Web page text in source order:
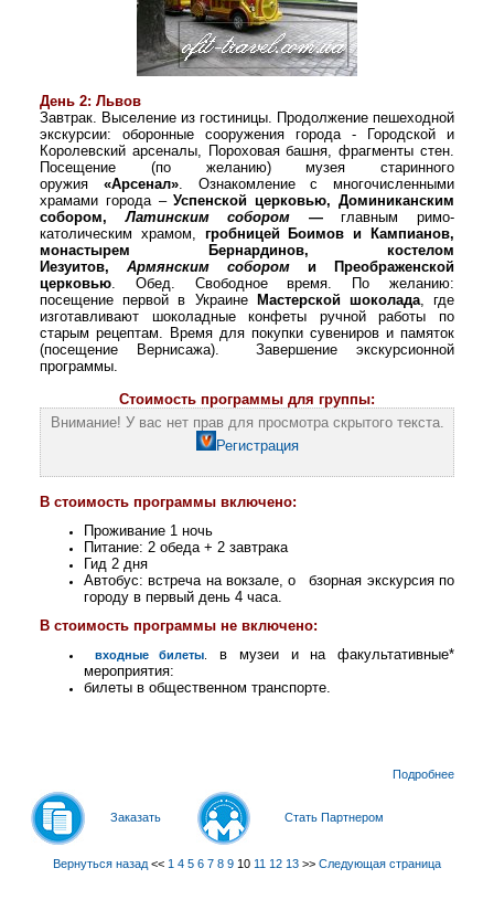
День 2: Львов
Завтрак. Выселение из гостиницы. Продолжение пешеходной
экскурсии: оборонные сооружения города - Городской и
Королевский арсеналы, Пороховая башня, фрагменты стен.
Посещение (по желанию) музея старинного
оружия «Арсенал». Ознакомление с многочисленными
храмами города –Успенской церковью, Доминиканским
собором,Латинским собором —главным римо-
католическим храмом, гробницей Боимов и Кампианов,
монастырем Бернардинов, костелом
Иезуитов, Армянским собором и Преображенской
церковью. Обед. Свободное время.
По желанию:
посещение первой в Украине
Мастерской шоколада, где
изготавливают шоколадные конфеты ручной работы по
старым рецептам. Время для покупки сувениров и памяток
(посещение Вернисажа). Завершение экскурсионной
программы.
Стоимость программы для группы:
Внимание! У вас нет прав для просмотра скрытого текста.
Регистрация
В стоимость программы включено:
Проживание 1 ночь
Питание: 2 обеда + 2 завтрака
Гид 2 дня
Автобус: встреча на вокзале, о
бзорная экскурсия по
городу в первый день 4 часа.
В стоимость программы не включено:
входные билеты
в музеи и на факультативные*
мероприятия:
билеты в общественном транспорте.
Подробнее
Заказать Стать Партнером
Вернуться назад << 1 4 5 6 7 8 9 10 11 12 13 >> Следующая страница